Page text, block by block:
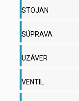
STOJAN
SÚPRAVA
UZÁVER
VENTIL